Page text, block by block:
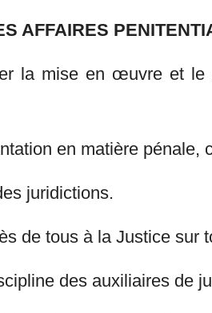
AFFAIRES
la mise en œuvre et
en matière pénale,
juridictions.
de tous à la Justice sur
des auxiliaires de